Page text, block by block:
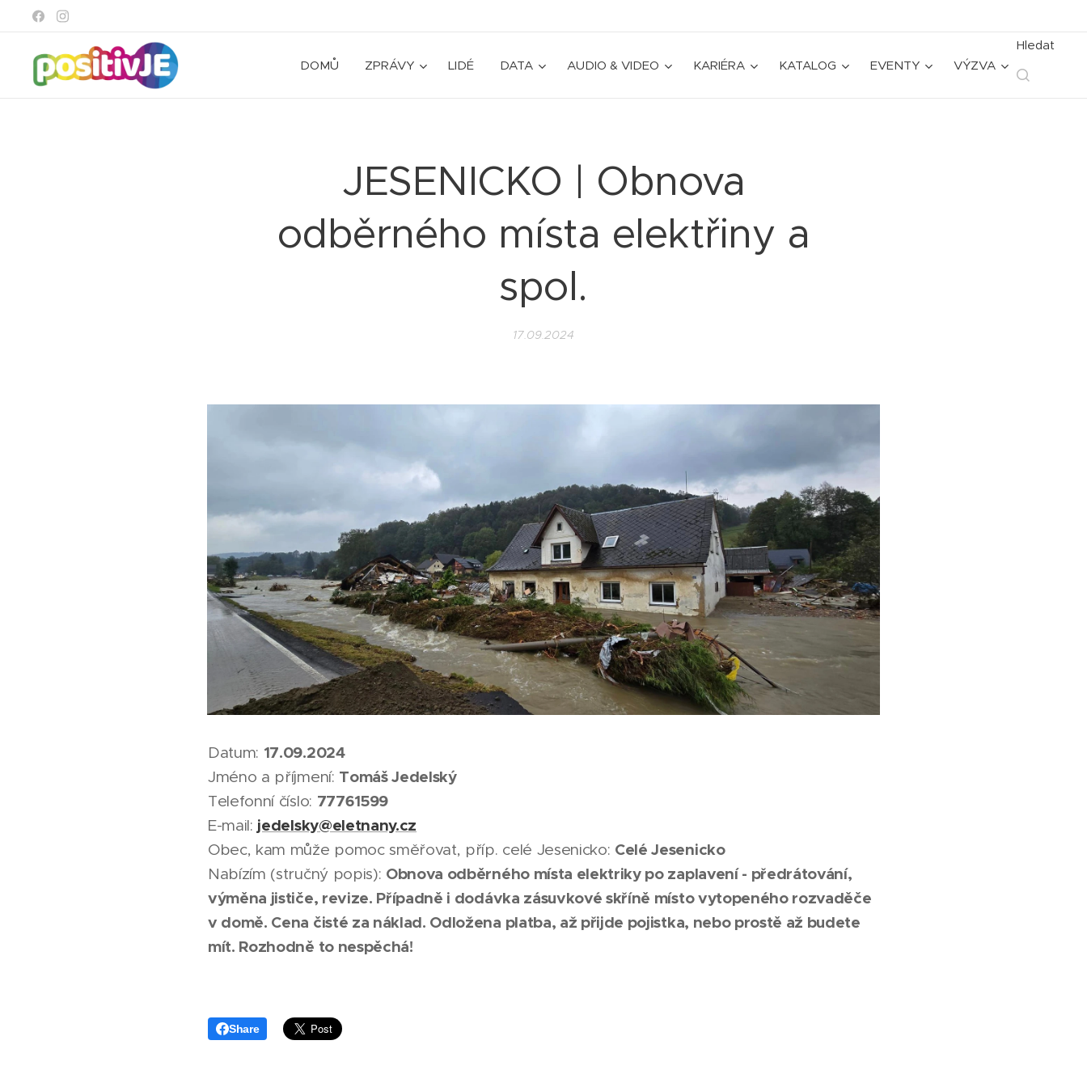
DOMŮ ZPRÁVY LIDÉ DATA AUDIO & VIDEO KARIÉRA KATALOG EVENTY VÝZVA
Hledat
JESENICKO | Obnova
odběrného místa elektřiny a
spol.
17.09.2024
Datum: 17.09.2024
Jméno a příjmení: Tomáš Jedelský
Telefonní číslo: 77761599
E-mail: jedelsky@eletnany.cz
Obec, kam může pomoc směřovat, příp. celé Jesenicko: Celé Jesenicko
Nabízím (stručný popis): Obnova odběrného místa elektriky po zaplavení - předrátování,
výměna jističe, revize. Případně i dodávka zásuvkové skříně místo vytopeného rozvaděče
v domě. Cena čisté za náklad. Odložena platba, až přijde pojistka, nebo prostě až budete
mít. Rozhodně to nespěchá!
Share